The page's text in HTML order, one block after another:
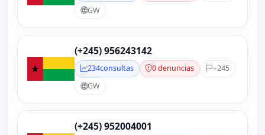
GW
(+245) 956243142
234consultas 0 denuncias
+245
GW
(+245) 952004001